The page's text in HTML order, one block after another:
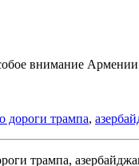
внимание
дороги трампа,